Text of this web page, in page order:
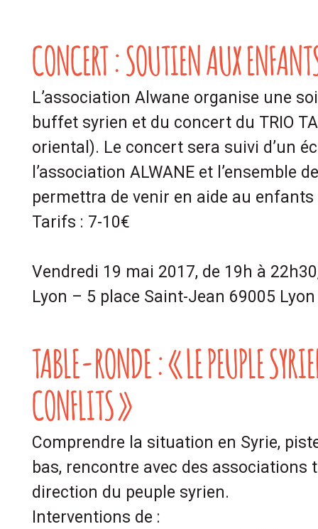
CONCERT : SOUTIEN AUX
L’association Alwane organise une
buffet syrien et du concert du TRIO
oriental). Le concert sera suivi d’un
l’association ALWANE et l’ensemble
permettra de venir en aide au
Tarifs : 7-10€
Vendredi 19 mai 2017, de 19h à
Lyon – 5 place Saint-Jean 69005 Lyon
TABLE-RONDE : « LE PEUPLE
CONFLITS »
Comprendre la situation en Syrie,
bas, rencontre avec des associations
direction du peuple syrien.
Interventions de :